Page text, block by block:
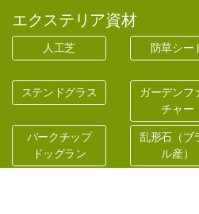
エクステリア資材
人工芝 防草シー
ステンドグラス
ガーデンフ
チャー
バークチップ
ドッグラン
乱形石（ブ
ル産）